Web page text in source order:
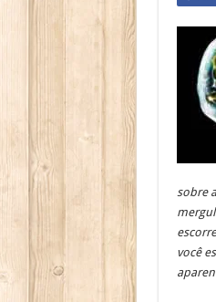
sobre
você